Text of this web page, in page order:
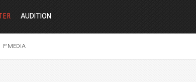
F'MEDIA
AUDITION